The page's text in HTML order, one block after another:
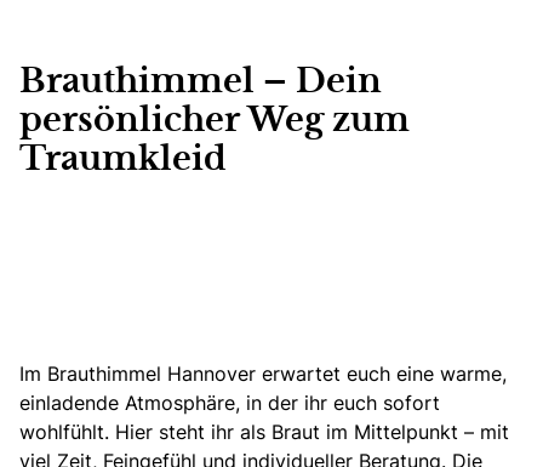
Brauthimmel – Dein
persönlicher Weg zum
Traumkleid
Im Brauthimmel Hannover erwartet euch eine warme,
einladende Atmosphäre, in der ihr euch sofort
wohlfühlt. Hier steht ihr als Braut im Mittelpunkt – mit
viel Zeit, Feingefühl und individueller Beratung. Die